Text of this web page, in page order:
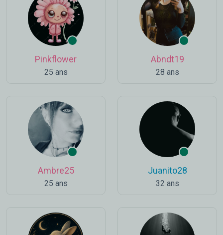
Pinkflower
25 ans
Abndt19
28 ans
Ambre25
25 ans
Juanito28
32 ans